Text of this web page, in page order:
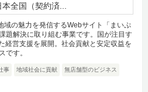
本全国（契約済...
域の魅力を発信するWebサイト「まいぷ
題解決に取り組む事業です。国が注目す
経営支援を展開。社会貢献と安定収益を
です。
事 地域社会に貢献 無店舗型のビジネス